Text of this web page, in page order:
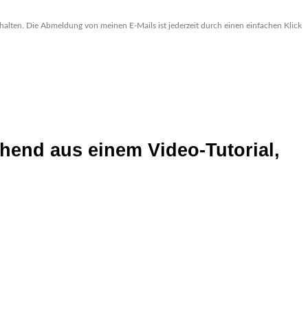
Die Abmeldung von meinen E-Mails ist jederzeit durch einen einfachen Klick
aus einem Video-Tutorial,